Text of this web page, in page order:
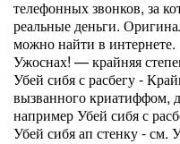
телефонных звонков, за
реальные деньги.
можно найти в интернете.
Ужоснах! — крайняя
Убей сибя с расбегу -
вызванного криатиффом,
например Убей сибя с
Убей сибя ап стенку - см.